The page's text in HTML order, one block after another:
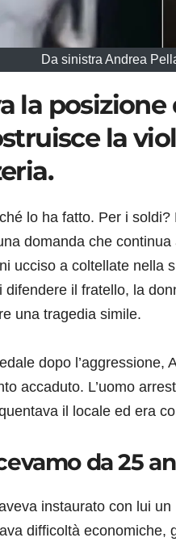
Da sinistra Andrea
la
la
lo ha fatto. Per i
domanda che
ucciso a coltellate nella
difendere il fratello, la
una tragedia simile.
dopo
accaduto. L’uomo
il locale ed era
da 25
instaurato con lui
difficoltà economiche,